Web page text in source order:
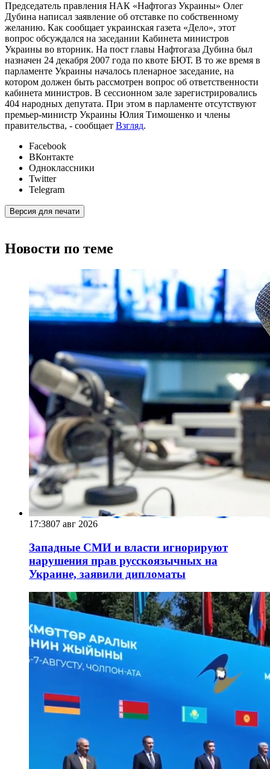
Председатель правления НАК «Нафтогаз Украины» Олег
Дубина написал заявление об отставке по собственному
желанию. Как сообщает украинская газета «Дело», этот
вопрос обсуждался на заседании Кабинета министров
Украины во вторник. На пост главы Нафтогаза Дубина был
назначен 24 декабря 2007 года по квоте БЮТ. В то же время в
парламенте Украины началось пленарное заседание, на
котором должен быть рассмотрен вопрос об ответственности
кабинета министров. В сессионном зале зарегистрировались
404 народных депутата. При этом в парламенте отсутствуют
премьер-министр Украины Юлия Тимошенко и члены
правительства, - сообщает Взгляд.
Facebook
ВКонтакте
Одноклассники
Twitter
Telegram
Версия для печати
Новости по теме
17:3807 авг 2026
Западные СМИ и власти игнорируют
нарушения прав русскоязычных на
Украине, заявили дипломаты